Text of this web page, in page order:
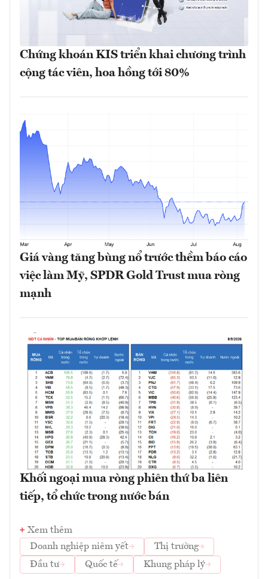
Chứng khoán KIS triển khai chương trình
cộng tác viên, hoa hồng tới 80%
Giá vàng tăng bùng nổ trước thềm báo cáo
việc làm Mỹ, SPDR Gold Trust mua ròng
mạnh
Khối ngoại mua ròng phiên thứ ba liên
tiếp, tổ chức trong nước bán
Xem thêm
Doanh nghiệp niêm yết
Thị trường
Đầu tư
Quốc tế Khung pháp lý